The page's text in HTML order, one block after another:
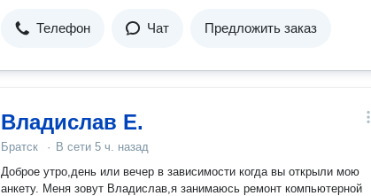
Телефон Чат Предложить заказ
Владислав Е.
Братск · В сети 5 ч. назад
Доброе утро,день или вечер в зависимости когда вы открыли мою
анкету. Меня зовут Владислав,я занимаюсь ремонт компьютерной